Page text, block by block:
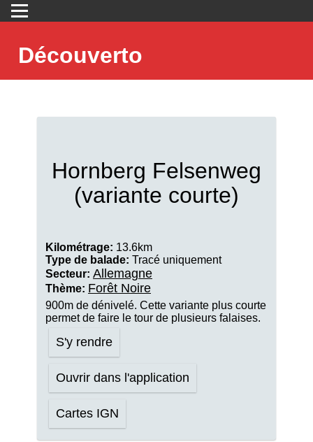
Découverto
Hornberg Felsenweg
(variante courte)
Kilométrage: 13.6km
Type de balade: Tracé uniquement
Secteur: Allemagne
Thème: Forêt Noire
900m de dénivelé. Cette variante plus courte
permet de faire le tour de plusieurs falaises.
S'y rendre
Ouvrir dans l'application
Cartes IGN